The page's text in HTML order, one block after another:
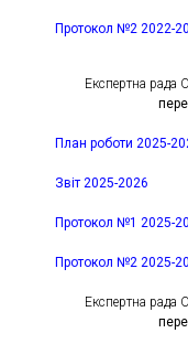
Протокол №2 2022-
Експертна рада
План роботи 2025-
Звіт 2025-2026
Протокол №1 2025-
Протокол №2 2025-
Експертна рада